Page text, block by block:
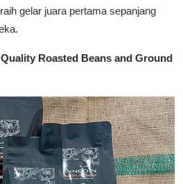
gelar juara pertama sepanjang
Roasted Beans and Ground